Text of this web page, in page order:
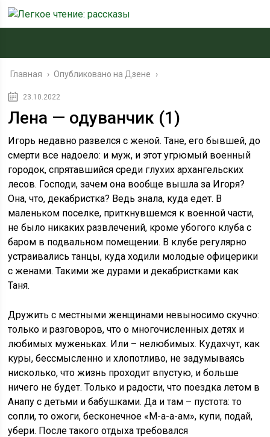
Главная › Опубликовано на Дзене ›
23.10.2022
Лена — одуванчик (1)
Игорь недавно развелся с женой. Тане, его бывшей, до
смерти все надоело: и муж, и этот угрюмый военный
городок, спрятавшийся среди глухих архангельских
лесов. Господи, зачем она вообще вышла за Игоря?
Она, что, декабристка? Ведь знала, куда едет. В
маленьком поселке, приткнувшемся к военной части,
не было никаких развлечений, кроме убогого клуба с
баром в подвальном помещении. В клубе регулярно
устраивались танцы, куда ходили молодые офицерики
с женами. Такими же дурами и декабристками как
Таня.
Дружить с местными женщинами невыносимо скучно:
только и разговоров, что о многочисленных детях и
любимых муженьках. Или – нелюбимых. Кудахчут, как
куры, бессмысленно и хлопотливо, не задумываясь
нисколько, что жизнь проходит впустую, и больше
ничего не будет. Только и радости, что поездка летом в
Анапу с детьми и бабушками. Да и там – пустота: то
сопли, то ожоги, бесконечное «М-а-а-ам», купи, подай,
убери. После такого отдыха требовался